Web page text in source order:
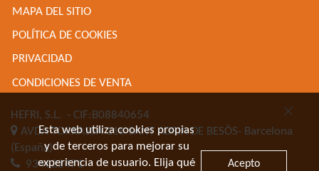
MAPA DEL SITIO
POLÍTICA DE COOKIES
PRIVACIDAD
CONDICIONES DE VENTA
HEFRI, S.L. - CIF:B08840654
AVDA TORRASSA 116SANT ADRIA DE BESÒS- Barcelona
(España)
934622471
Esta web utiliza cookies propias
y de terceros para mejorar su
experiencia de usuario. Elija qué
Acepto